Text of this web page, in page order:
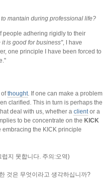
mantain during professional life?
people adhering rigidly to their
is good for business", I have
one principle I have been forced to
ofthought. If one can make a problem
clarified. This in turn is perhaps the
deal with us, whether a clientor a
to be concentrate on the KICK
embracing the KICK principle
지 못합니다. 주의:오역)
것은 무엇이라고 생각하십니까?